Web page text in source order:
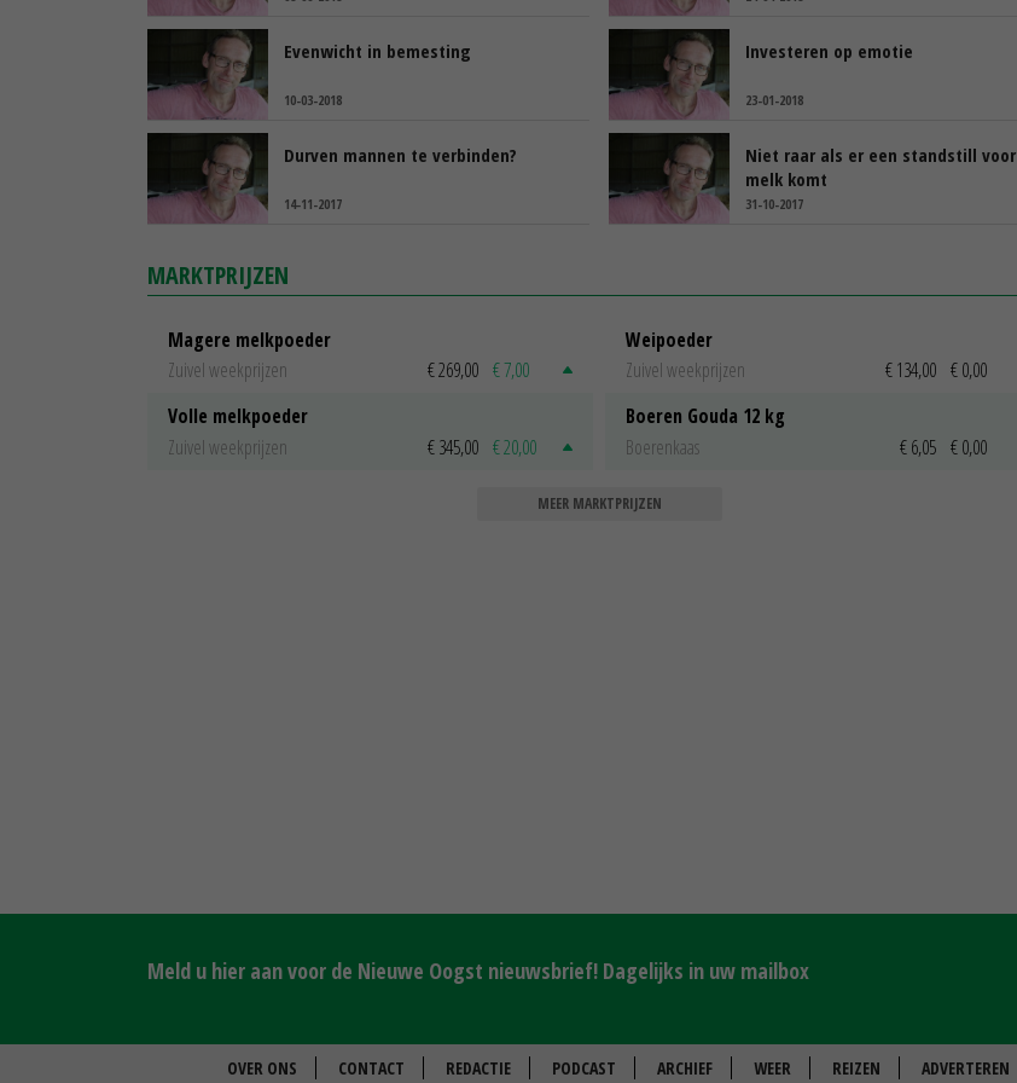
Evenwicht in bemesting
10-03-2018
Investeren op emotie
23-01-2018
Durven mannen te verbinden?
14-11-2017
Niet raar als er een standstill voor
melk komt
31-10-2017
MARKTPRIJZEN
Magere melkpoeder
Zuivel weekprijzen
€ 269,00 € 7,00
Volle melkpoeder
Zuivel weekprijzen
€ 345,00 € 20,00
Weipoeder
Zuivel weekprijzen
€ 134,00 € 0,00
Boeren Gouda 12 kg
Boerenkaas
€ 6,05 € 0,00
MEER MARKTPRIJZEN
Meld u hier aan voor de Nieuwe Oogst nieuwsbrief! Dagelijks in uw mailbox
OVER ONS CONTACT REDACTIE PODCAST ARCHIEF WEER REIZEN ADVERTEREN